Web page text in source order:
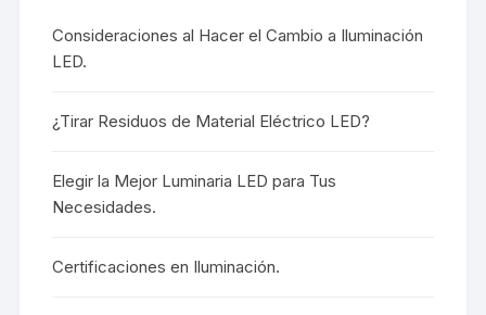
Consideraciones al Hacer el Cambio a Iluminación
LED.
¿Tirar Residuos de Material Eléctrico LED?
Elegir la Mejor Luminaria LED para Tus
Necesidades.
Certificaciones en Iluminación.